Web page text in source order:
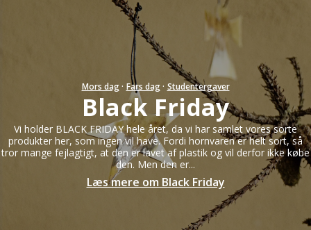
Mors dag· Fars dag· Studentergaver
Black Friday
Vi holder BLACK FRIDAY hele året, da vi har samlet vores sorte
produkter her, som ingen vil have. Fordi hornvaren er helt sort, så
tror mange fejlagtigt, at den er lavet af plastik og vil derfor ikke købe
den. Men den er...
Læs mere om Black Friday